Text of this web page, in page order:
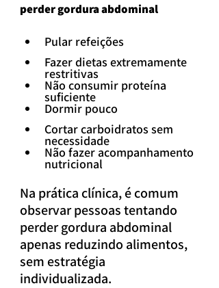
perder gordura abdominal
Pular refeições
Fazer dietas extremamente
restritivas
Não consumir proteína
suficiente
Dormir pouco
Cortar carboidratos sem
necessidade
Não fazer acompanhamento
nutricional
Na prática clínica, é comum
observar pessoas tentando
perder gordura abdominal
apenas reduzindo alimentos,
sem estratégia
individualizada.